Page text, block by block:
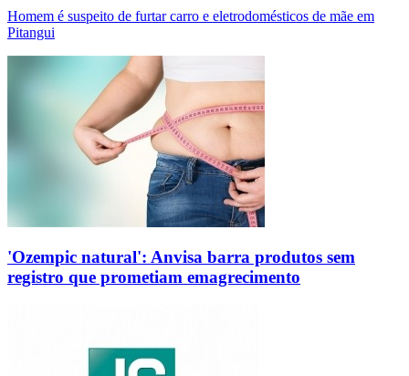
Homem é suspeito de furtar carro e eletrodomésticos de mãe em
Pitangui
'Ozempic natural': Anvisa barra produtos sem
registro que prometiam emagrecimento